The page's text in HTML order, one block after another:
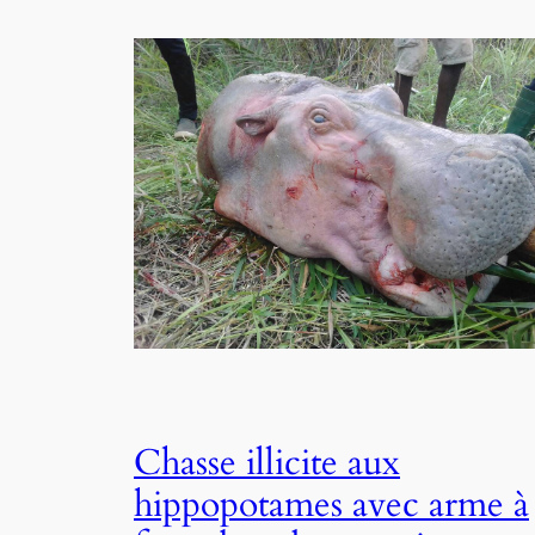
Chasse illicite aux
hippopotames avec arme à